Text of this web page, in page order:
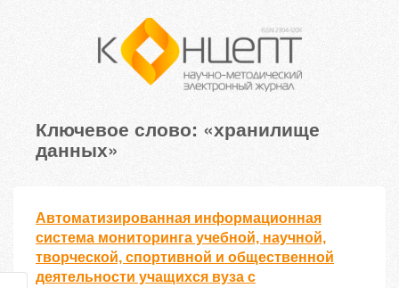
Ключевое слово: «хранилище
данных»
Автоматизированная информационная
система мониторинга учебной, научной,
творческой, спортивной и общественной
деятельности учащихся вуза с